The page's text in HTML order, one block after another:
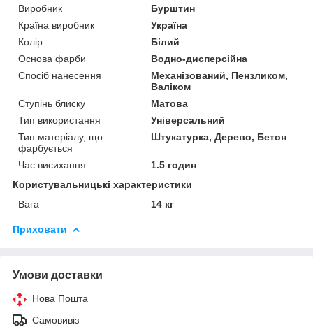
Виробник
Бурштин
Країна виробник
Україна
Колір
Білий
Основа фарби
Водно-дисперсійна
Спосіб нанесення
Механізований, Пензликом,
Валіком
Ступінь блиску
Матова
Тип використання
Універсальний
Тип матеріалу, що
фарбується
Штукатурка, Дерево, Бетон
Час висихання
1.5 годин
Користувальницькі характеристики
Вага
14 кг
Приховати
Умови доставки
Нова Пошта
Самовивіз